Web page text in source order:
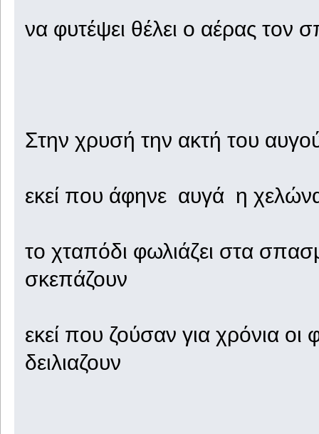
να φυτέψει θέλει ο αέρας τον
Στην χρυσή την ακτή του
εκεί που άφηνε αυγά η
το χταπόδι φωλιάζει στα
σκεπάζουν
εκεί που ζούσαν για χρόνια
δειλιαζουν